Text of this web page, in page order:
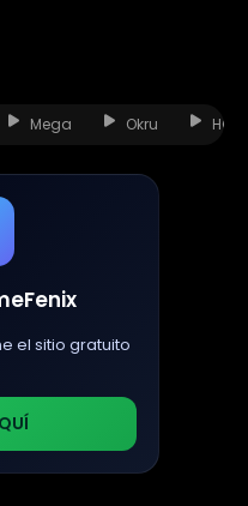
Mega Okru HQQ
el sitio gratuito